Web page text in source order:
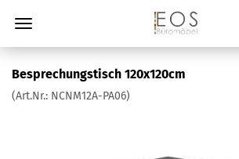
Besprechungstisch 120x120cm
(Art.Nr.: NCNM12A-PA06)